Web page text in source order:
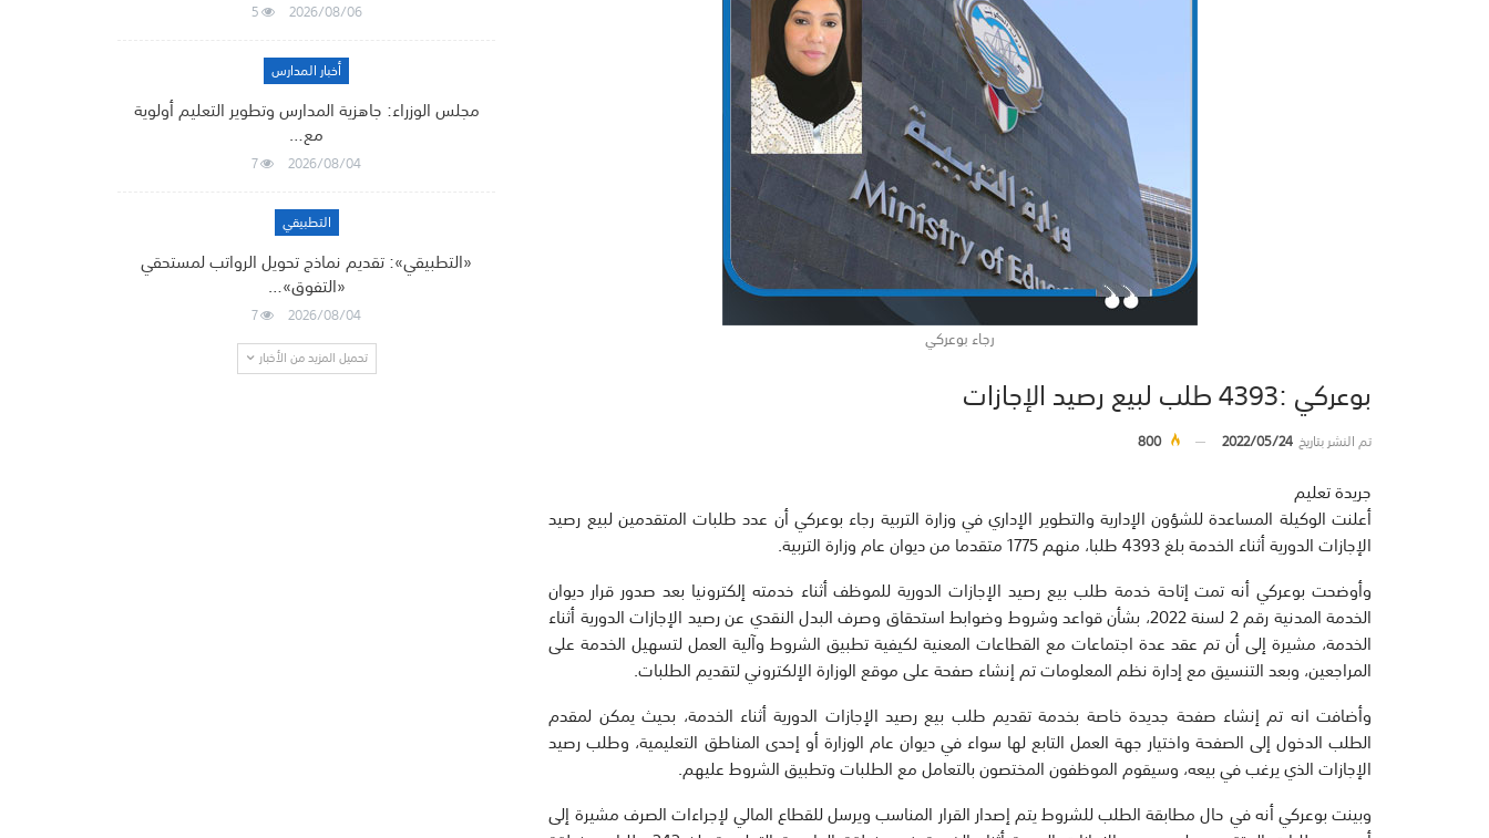
رجاء بوعركي
بوعركي :4393 طلب لبيع رصيد الإجازات
تم النشر بتاريخ2022/05/24
800
جريدة تعليم
أعلنت الوكيلة المساعدة للشؤون الإدارية والتطوير الإداري في وزارة التربية رجاء بوعركي أن عدد طلبات المتقدمين لبيع رصيد
الإجازات الدورية أثناء الخدمة بلغ 4393 طلبا، منهم 1775 متقدما من ديوان عام وزارة التربية.
وأوضحت بوعركي أنه تمت إتاحة خدمة طلب بيع رصيد الإجازات الدورية للموظف أثناء خدمته إلكترونيا بعد صدور قرار ديوان
الخدمة المدنية رقم 2 لسنة 2022، بشأن قواعد وشروط وضوابط استحقاق وصرف البدل النقدي عن رصيد الإجازات الدورية أثناء
الخدمة، مشيرة إلى أن تم عقد عدة اجتماعات مع القطاعات المعنية لكيفية تطبيق الشروط وآلية العمل لتسهيل الخدمة على
المراجعين، وبعد التنسيق مع إدارة نظم المعلومات تم إنشاء صفحة على موقع الوزارة الإلكتروني لتقديم الطلبات.
وأضافت انه تم إنشاء صفحة جديدة خاصة بخدمة تقديم طلب بيع رصيد الإجازات الدورية أثناء الخدمة، بحيث يمكن لمقدم
الطلب الدخول إلى الصفحة واختيار جهة العمل التابع لها سواء في ديوان عام الوزارة أو إحدى المناطق التعليمية، وطلب رصيد
الإجازات الذي يرغب في بيعه، وسيقوم الموظفون المختصون بالتعامل مع الطلبات وتطبيق الشروط عليهم.
وبينت بوعركي أنه في حال مطابقة الطلب للشروط يتم إصدار القرار المناسب ويرسل للقطاع المالي لإجراءات الصرف مشيرة إلى
2026/08/06
5
أخبار المدارس
مجلس الوزراء: جاهزية المدارس وتطوير التعليم أولوية
مع…
2026/08/04
7
التطبيقي
«التطبيقي»: تقديم نماذج تحويل الرواتب لمستحقي
«التفوق»…
2026/08/04
7
تحميل المزيد من الأخبار